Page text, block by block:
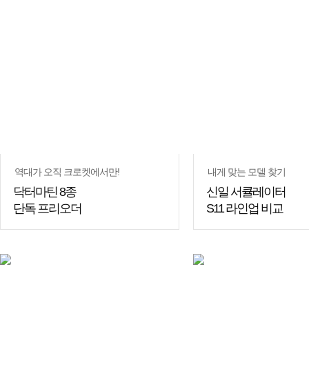
역대가 오직 크로켓에서만!
닥터마틴 8종
단독 프리오더
내게 맞는 모델 찾기
신일 서큘레이터
S11 라인업 비교
쇼핑